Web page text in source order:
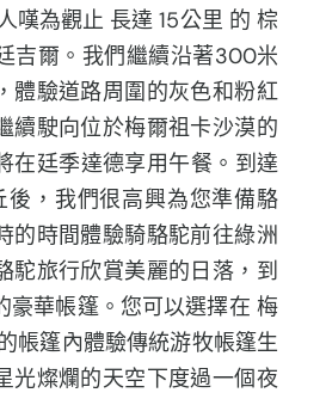
嘆為觀止 長達 15公里 的 棕
吉爾。我們繼續沿著300米
體驗道路周圍的灰色和粉紅
續駛向位於梅爾祖卡沙漠的
在廷季達德享用午餐。到達
後，我們很高興為您準備駱
的時間體驗騎駱駝前往綠洲
駝旅行欣賞美麗的日落，到
豪華帳篷。 您可以選擇在 梅
帳篷內體驗傳統游牧帳篷生
光燦爛的天空下度過一個夜